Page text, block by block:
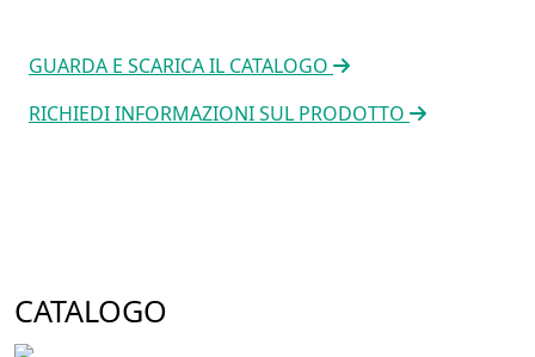
GUARDA E SCARICA IL CATALOGO
RICHIEDI INFORMAZIONI SUL PRODOTTO
CATALOGO